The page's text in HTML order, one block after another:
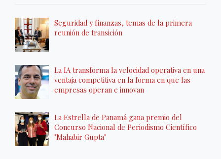
Seguridad y finanzas, temas de la primera
reunión de transición
La IA transforma la velocidad operativa en una
ventaja competitiva en la forma en que las
empresas operan e innovan
La Estrella de Panamá gana premio del
Concurso Nacional de Periodismo Científico
"Mahabir Gupta"